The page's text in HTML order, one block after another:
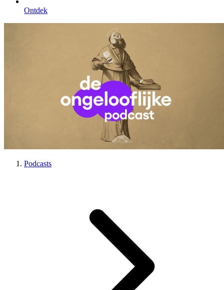
Ontdek
Podcasts